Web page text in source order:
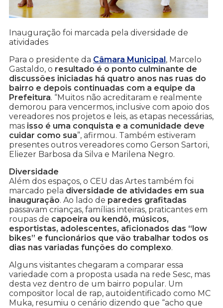
Inauguração foi marcada pela diversidade de
atividades
Para o presidente da Câmara Municipal, Marcelo
Gastaldo, o resultado é o ponto culminante de
discussões iniciadas há quatro anos nas ruas do
bairro e depois continuadas com a equipe da
Prefeitura. “Muitos não acreditaram e realmente
demorou para vencermos, inclusive com apoio dos
vereadores nos projetos e leis, as etapas necessárias,
mas isso é uma conquista e a comunidade deve
cuidar como sua”, afirmou. Também estiveram
presentes outros vereadores como Gerson Sartori,
Eliezer Barbosa da Silva e Marilena Negro.
Diversidade
Além dos espaços, o CEU das Artes também foi
marcado pela diversidade de atividades em sua
inauguração. Ao lado de paredes grafitadas
passavam crianças, famílias inteiras, praticantes em
roupas de capoeira ou kendô, músicos,
esportistas, adolescentes, aficionados das “low
bikes” e funcionários que vão trabalhar todos os
dias nas variadas funções do complexo.
Alguns visitantes chegaram a comparar essa
variedade com a proposta usada na rede Sesc, mas
desta vez dentro de um bairro popular. Um
compositor local de rap, autoidentificado como MC
Muka, resumiu o cenário dizendo que “acho que